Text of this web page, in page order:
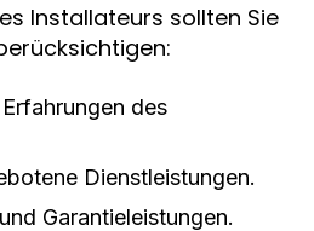
Installateurs sollten Sie
des
Dienstleistungen.
Garantieleistungen.